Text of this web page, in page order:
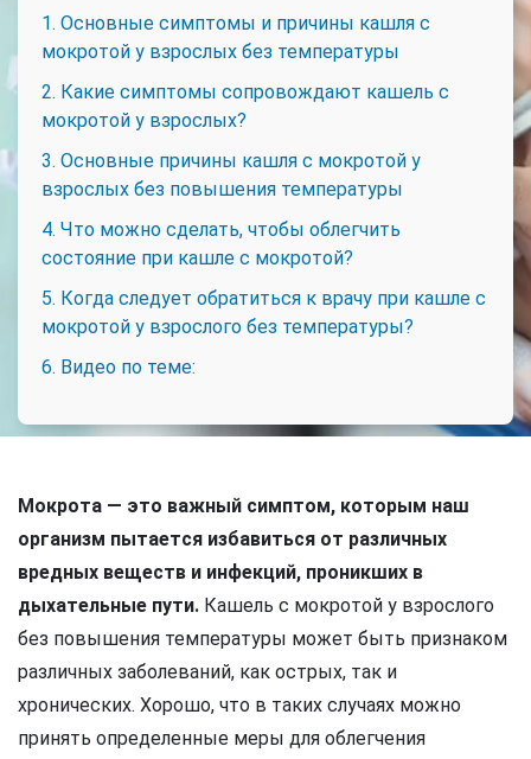
1. Основные симптомы и причины кашля с
мокротой у взрослых без температуры
2. Какие симптомы сопровождают кашель с
мокротой у взрослых?
3. Основные причины кашля с мокротой у
взрослых без повышения температуры
4. Что можно сделать, чтобы облегчить
состояние при кашле с мокротой?
5. Когда следует обратиться к врачу при кашле с
мокротой у взрослого без температуры?
6. Видео по теме:
Мокрота — это важный симптом, которым наш
организм пытается избавиться от различных
вредных веществ и инфекций, проникших в
дыхательные пути. Кашель с мокротой у взрослого
без повышения температуры может быть признаком
различных заболеваний, как острых, так и
хронических. Хорошо, что в таких случаях можно
принять определенные меры для облегчения